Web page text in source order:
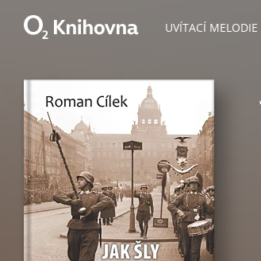
UVÍTACÍ MELODIE